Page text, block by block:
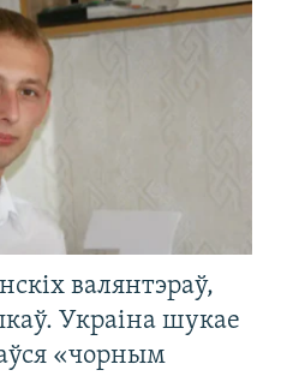
валянтэраў,
Украіна шукае
«чорным